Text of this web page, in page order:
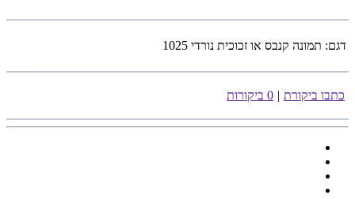
דגם: תמונה קנבס או זכוכית נורדי 1025
כתבו ביקורת | 0 ביקורות